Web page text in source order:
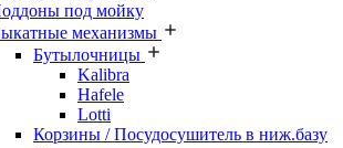
под мойку
механизмы
Бутылочницы
Kalibra
Hafele
Lotti
Корзины / Посудосушитель в ниж.базу